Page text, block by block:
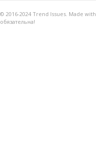
© 2016-2024 Trend Issues. Made with
обязательна!